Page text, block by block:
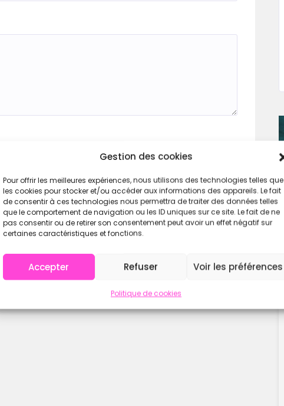
Gestion des cookies
Pour offrir les meilleures expériences, nous utilisons des technologies telles que
les cookies pour stocker et/ou accéder aux informations des appareils. Le fait
de consentir à ces technologies nous permettra de traiter des données telles
que le comportement de navigation ou les ID uniques sur ce site. Le fait de ne
pas consentir ou de retirer son consentement peut avoir un effet négatif sur
certaines caractéristiques et fonctions.
Accepter Refuser Voir les préférences
Politique de cookies